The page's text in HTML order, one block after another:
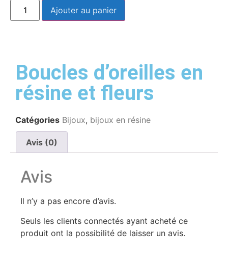
Ajouter au panier
Boucles d’oreilles en
résine et fleurs
Catégories Bijoux, bijoux en résine
Avis (0)
Avis
Il n’y a pas encore d’avis.
Seuls les clients connectés ayant acheté ce
produit ont la possibilité de laisser un avis.